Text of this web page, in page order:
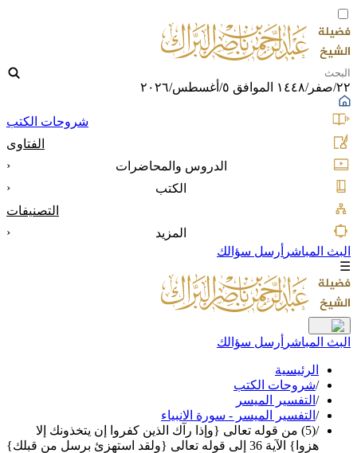
٢٢/صفر/١٤٤٨ الموافق ٥/أغسطس/٢٠٢٦
شروحات الكتب
الفتاوى
الدروس والمحاضرات
‹
الكتب
‹
التصنيفات
المزيد
‹
البث المباشر أرسل سؤالك
☰
البث المباشر أرسل سؤالك
الرئيسية
/شروحات الكتب
/ التفسير الميسر
/ التفسير الميسر - سورة الانبياء
/
(5) من قوله تعالى {وإذا رآك الذين كفروا إن يتخذونك إلا
هزوا} الآية 36 إلى قوله تعالى {ولقد استهزئ برسل من قبلك}